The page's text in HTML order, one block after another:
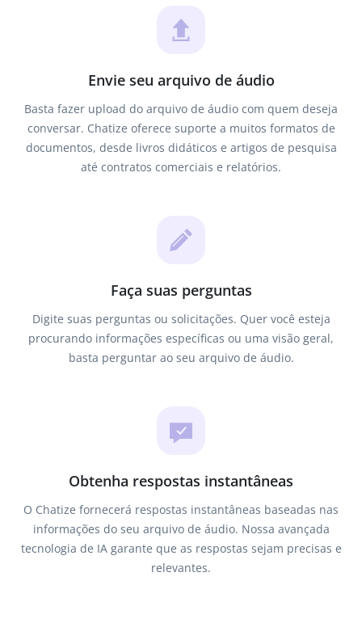
Envie seu arquivo de áudio
Basta fazer upload do arquivo de áudio com quem deseja
conversar. Chatize oferece suporte a muitos formatos de
documentos, desde livros didáticos e artigos de pesquisa
até contratos comerciais e relatórios.
Faça suas perguntas
Digite suas perguntas ou solicitações. Quer você esteja
procurando informações específicas ou uma visão geral,
basta perguntar ao seu arquivo de áudio.
Obtenha respostas instantâneas
O Chatize fornecerá respostas instantâneas baseadas nas
informações do seu arquivo de áudio. Nossa avançada
tecnologia de IA garante que as respostas sejam precisas e
relevantes.